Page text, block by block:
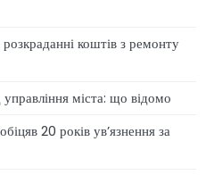
коштів з ремонту
міста: що відомо
20 років ув’язнення за